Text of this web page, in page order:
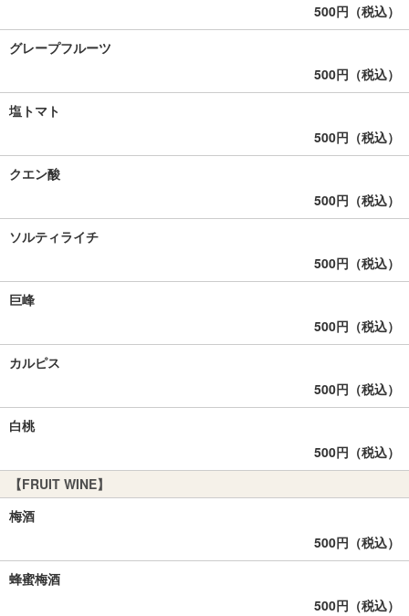
500円（税込）
グレープフルーツ
500円（税込）
塩トマト
500円（税込）
クエン酸
500円（税込）
ソルティライチ
500円（税込）
巨峰
500円（税込）
カルピス
500円（税込）
白桃
500円（税込）
【FRUIT WINE】
梅酒
500円（税込）
蜂蜜梅酒
500円（税込）